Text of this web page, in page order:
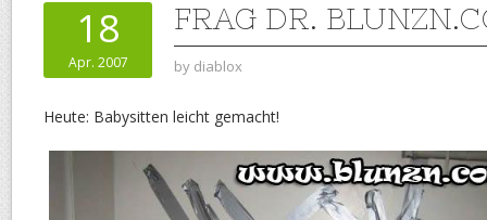
18
Apr. 2007
FRAG DR.
by diablox
Heute: Babysitten leicht gemacht!